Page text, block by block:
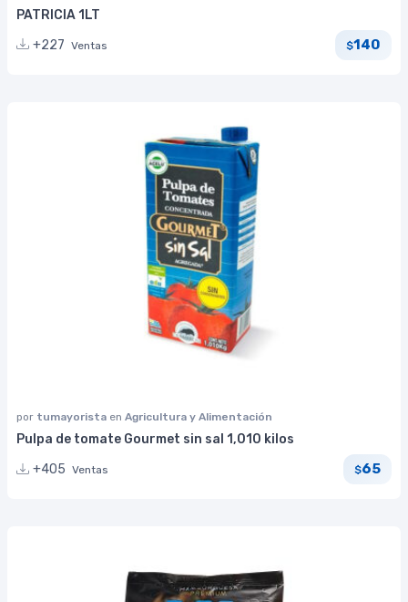
PATRICIA 1LT
+227 Ventas $140
por tumayorista en Agricultura y Alimentación
Pulpa de tomate Gourmet sin sal 1,010 kilos
+405 Ventas $65